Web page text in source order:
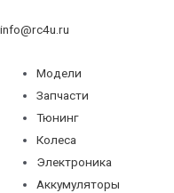
info@rc4u.ru
Модели
Запчасти
Тюнинг
Колеса
Электроника
Аккумуляторы